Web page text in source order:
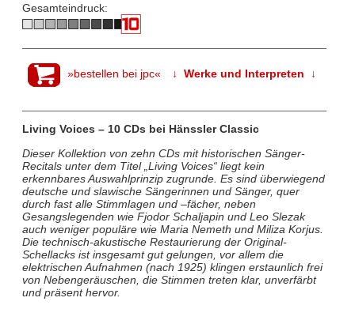
Gesamteindruck:
»bestellen bei jpc« ↓ Werke und Interpreten ↓
Living Voices – 10 CDs bei Hänssler Classic
Dieser Kollektion von zehn CDs mit historischen Sänger-
Recitals unter dem Titel „Living Voices“ liegt kein
erkennbares Auswahlprinzip zugrunde. Es sind überwiegend
deutsche und slawische Sängerinnen und Sänger, quer
durch fast alle Stimmlagen und –fächer, neben
Gesangslegenden wie Fjodor Schaljapin und Leo Slezak
auch weniger populäre wie Maria Nemeth und Miliza Korjus.
Die technisch-akustische Restaurierung der Original-
Schellacks ist insgesamt gut gelungen, vor allem die
elektrischen Aufnahmen (nach 1925) klingen erstaunlich frei
von Nebengeräuschen, die Stimmen treten klar, unverfärbt
und präsent hervor.